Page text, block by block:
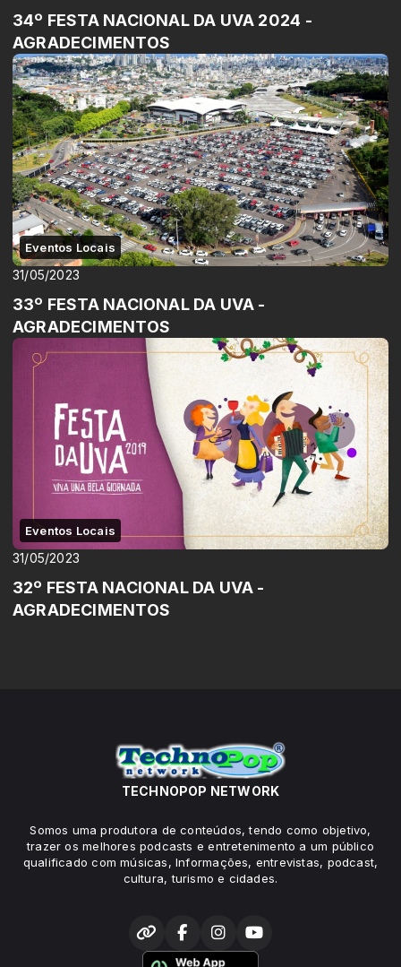
34º FESTA NACIONAL DA UVA 2024 -
AGRADECIMENTOS
Eventos Locais
31/05/2023
33º FESTA NACIONAL DA UVA -
AGRADECIMENTOS
Eventos Locais
31/05/2023
32º FESTA NACIONAL DA UVA -
AGRADECIMENTOS
TECHNOPOP NETWORK
Somos uma produtora de conteúdos, tendo como objetivo,
trazer os melhores podcasts e entretenimento a um público
qualificado com músicas, Informações, entrevistas, podcast,
cultura, turismo e cidades.